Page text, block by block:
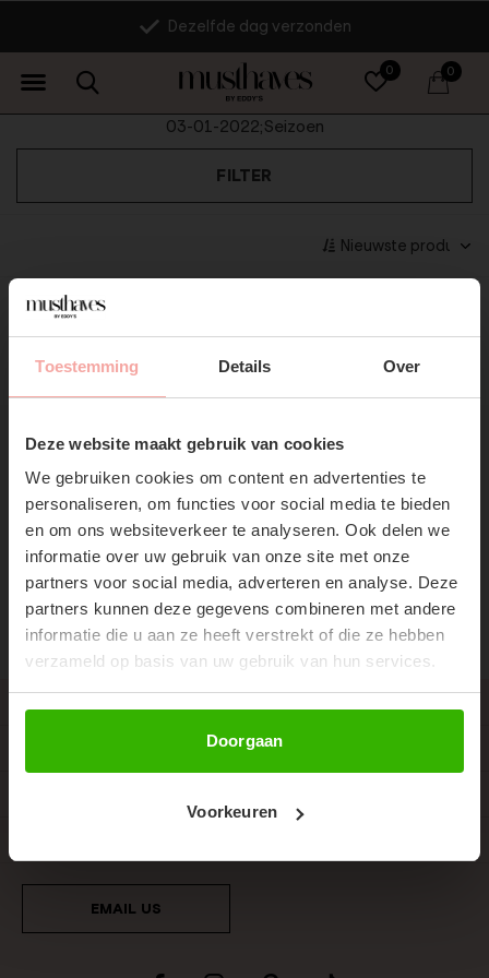
Toestemming Details Over
Deze website maakt gebruik van cookies
We gebruiken cookies om content en advertenties te
personaliseren, om functies voor social media te bieden
en om ons websiteverkeer te analyseren. Ook delen we
informatie over uw gebruik van onze site met onze
partners voor social media, adverteren en analyse. Deze
partners kunnen deze gegevens combineren met andere
informatie die u aan ze heeft verstrekt of die ze hebben
verzameld op basis van uw gebruik van hun services.
Doorgaan
Voorkeuren
SUBSCRIBE NOW & GET
10% OFF YOUR FIRST
ORDER!
Don't miss out on our trendy new drops or exclusive
0 0
Dezelfde dag verzonden
03-01-2022;Seizoen
FILTER
Seen 0 of the 0 products
SIGN UP TO OUR NEWSLETTER
Don't miss out on our trendy new drops or exclusive
discounts
Abonneer
EMAIL US